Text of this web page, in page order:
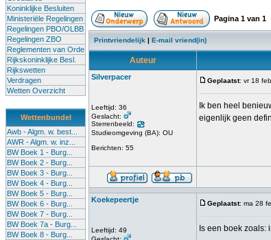
Koninklijke Besluiten
Ministeriële Regelingen
Regelingen PBO/OLBB
Regelingen ZBO
Reglementen van Orde
Rijkskoninklijke Besl.
Rijkswetten
Verdragen
Wetten Overzicht
Wettenbundel
Awb - Algm. w. best...
AWR - Algm. w. inz...
BW Boek 1 - Burg...
BW Boek 2 - Burg...
BW Boek 3 - Burg...
BW Boek 4 - Burg...
BW Boek 5 - Burg...
BW Boek 6 - Burg...
BW Boek 7 - Burg...
BW Boek 7a - Burg...
BW Boek 8 - Burg...
Pagina 1 van 1
Printvriendelijk | E-mail vriend(in)
Auteur
Silverpacer
Leeftijd: 36
Geslacht:
Sterrenbeeld:
Studieomgeving (BA): OU
Berichten: 55
Geplaatst: vr 18
Ik ben heel
eigenlijk geen
Koekepeertje
Leeftijd: 49
Geplaatst: ma 28
Is een boek